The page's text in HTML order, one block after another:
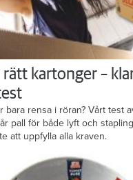
rätt kartonger –
bara rensa i röran? Vårt test
pall för både lyft och
att uppfylla alla kraven.